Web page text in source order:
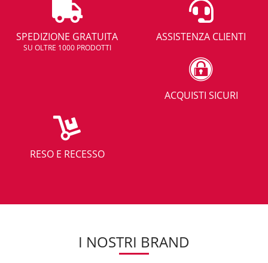
SPEDIZIONE GRATUITA
SU OLTRE 1000 PRODOTTI
ASSISTENZA CLIENTI
ACQUISTI SICURI
RESO E RECESSO
I NOSTRI BRAND